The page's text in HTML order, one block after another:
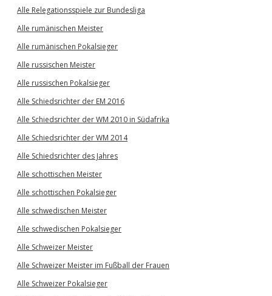
Alle Relegationsspiele zur Bundesliga
Alle rumänischen Meister
Alle rumänischen Pokalsieger
Alle russischen Meister
Alle russischen Pokalsieger
Alle Schiedsrichter der EM 2016
Alle Schiedsrichter der WM 2010 in Südafrika
Alle Schiedsrichter der WM 2014
Alle Schiedsrichter des Jahres
Alle schottischen Meister
Alle schottischen Pokalsieger
Alle schwedischen Meister
Alle schwedischen Pokalsieger
Alle Schweizer Meister
Alle Schweizer Meister im Fußball der Frauen
Alle Schweizer Pokalsieger